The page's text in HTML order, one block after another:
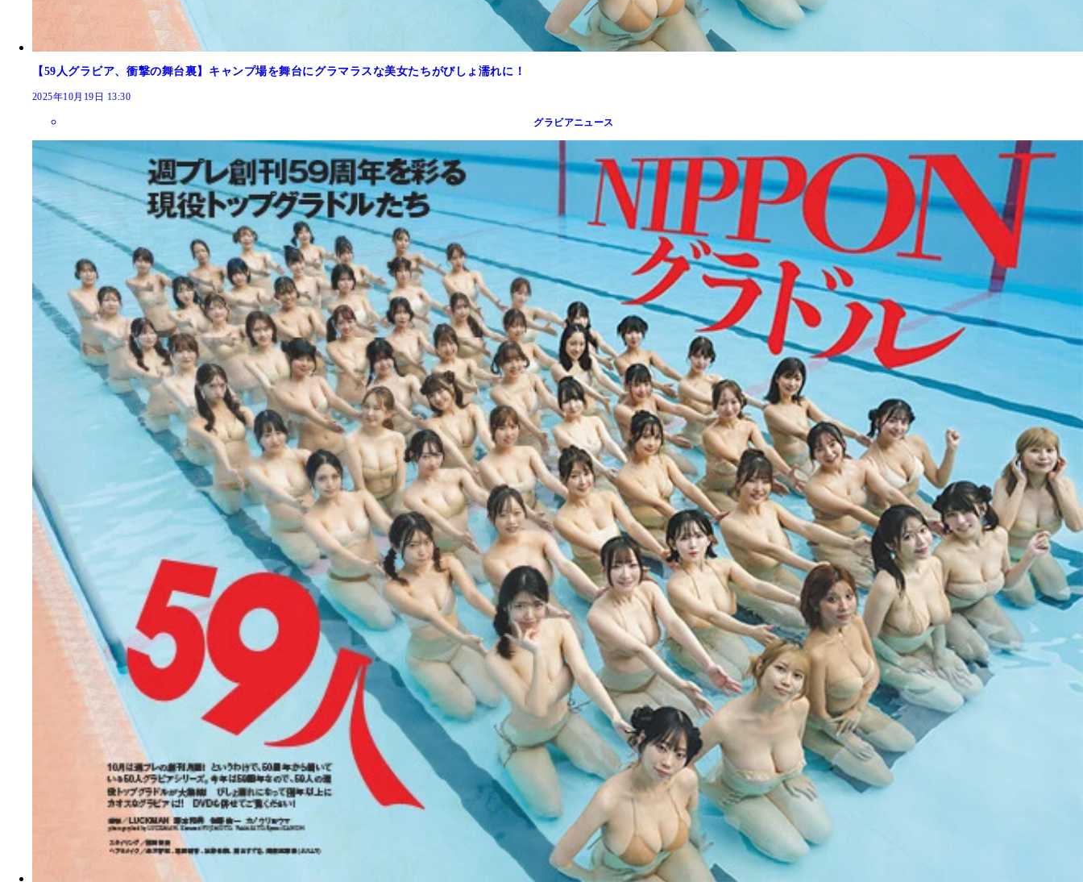
【59人グラビア、衝撃の舞台裏】キャンプ場を舞台にグラマラスな美女たちがびしょ濡れに！
2025年10月19日 13:30
グラビアニュース